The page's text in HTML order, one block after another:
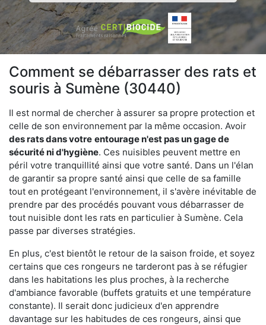
Comment se débarrasser des rats et
souris à Sumène (30440)
Il est normal de chercher à assurer sa propre protection et
celle de son environnement par la même occasion. Avoir
des rats dans votre entourage n'est pas un gage de
sécurité ni d'hygiène. Ces nuisibles peuvent mettre en
péril votre tranquillité ainsi que votre santé. Dans un l'élan
de garantir sa propre santé ainsi que celle de sa famille
tout en protégeant l'environnement, il s'avère inévitable de
prendre par des procédés pouvant vous débarrasser de
tout nuisible dont les rats en particulier à Sumène. Cela
passe par diverses stratégies.
En plus, c'est bientôt le retour de la saison froide, et soyez
certains que ces rongeurs ne tarderont pas à se réfugier
dans les habitations les plus proches, à la recherche
d'ambiance favorable (buffets gratuits et une température
constante). Il serait donc judicieux d'en apprendre
davantage sur les habitudes de ces rongeurs, ainsi que